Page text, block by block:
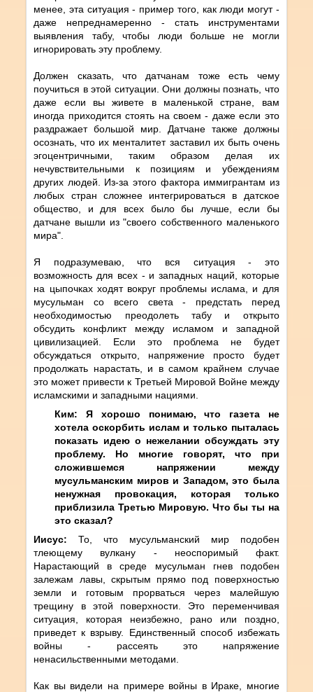
менее, эта ситуация - пример того, как люди могут -
даже непреднамеренно - стать инструментами
выявления табу, чтобы люди больше не могли
игнорировать эту проблему.
Должен сказать, что датчанам тоже есть чему
поучиться в этой ситуации. Они должны познать, что
даже если вы живете в маленькой стране, вам
иногда приходится стоять на своем - даже если это
раздражает большой мир. Датчане также должны
осознать, что их менталитет заставил их быть очень
эгоцентричными, таким образом делая их
нечувствительными к позициям и убеждениям
других людей. Из-за этого фактора иммигрантам из
любых стран сложнее интегрироваться в датское
общество, и для всех было бы лучше, если бы
датчане вышли из "своего собственного маленького
мира".
Я подразумеваю, что вся ситуация - это
возможность для всех - и западных наций, которые
на цыпочках ходят вокруг проблемы ислама, и для
мусульман со всего света - предстать перед
необходимостью преодолеть табу и открыто
обсудить конфликт между исламом и западной
цивилизацией. Если это проблема не будет
обсуждаться открыто, напряжение просто будет
продолжать нарастать, и в самом крайнем случае
это может привести к Третьей Мировой Войне между
исламскими и западными нациями.
Ким: Я хорошо понимаю, что газета не
хотела оскорбить ислам и только пыталась
показать идею о нежелании обсуждать эту
проблему. Но многие говорят, что при
сложившемся напряжении между
мусульманским миров и Западом, это была
ненужная провокация, которая только
приблизила Третью Мировую. Что бы ты на
это сказал?
Иисус: То, что мусульманский мир подобен
тлеющему вулкану - неоспоримый факт.
Нарастающий в среде мусульман гнев подобен
залежам лавы, скрытым прямо под поверхностью
земли и готовым прорваться через малейшую
трещину в этой поверхности. Это переменчивая
ситуация, которая неизбежно, рано или поздно,
приведет к взрыву. Единственный способ избежать
войны - рассеять это напряжение
ненасильственными методами.
Как вы видели на примере войны в Ираке, многие